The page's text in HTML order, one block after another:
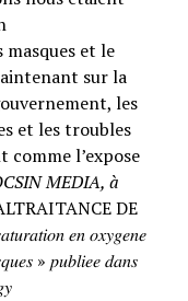
et le
sur la
les
et les troubles
l’expose
MEDIA, à
DE
𝑒𝑛 𝑜𝑥𝑦𝑔𝑒𝑛𝑒
» 𝑝𝑢𝑏𝑙𝑖𝑒𝑒 𝑑𝑎𝑛𝑠